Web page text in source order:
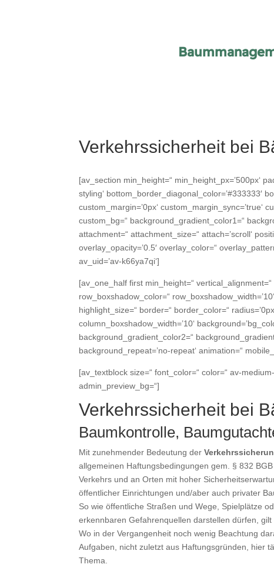
Verkehrssicherheit bei
[av_section min_height=“ min_height_px=’500px‘
styling‘ bottom_border_diagonal_color=’#333333′
custom_margin=’0px‘ custom_margin_sync=’true‘
custom_bg=“ background_gradient_color1=“
attachment=“ attachment_size=“ attach=’scroll‘
overlay_opacity=’0.5′ overlay_color=“
av_uid=’av-k66ya7qi‘]
[av_one_half first min_height=“
row_boxshadow_color=“
highlight_size=“ border=“ border_color=“
column_boxshadow_width=’10‘
background_gradient_color2=“
background_repeat=’no-repeat‘ animation=“
[av_textblock size=“ font_color=“ color=“ av-
admin_preview_bg=“]
Verkehrssicherheit bei
Baumkontrolle,
Mit zunehmender Bedeutung der
allgemeinen Haftungsbedingungen gem. § 832
Verkehrs und an Orten mit hoher
öffentlicher Einrichtungen und/aber auch privater
So wie öffentliche Straßen und Wege, Spielplätze
erkennbaren Gefahrenquellen darstellen dürfen, gilt
Wo in der Vergangenheit noch wenig Beachtung
Aufgaben, nicht zuletzt aus Haftungsgründen, hier
Thema.